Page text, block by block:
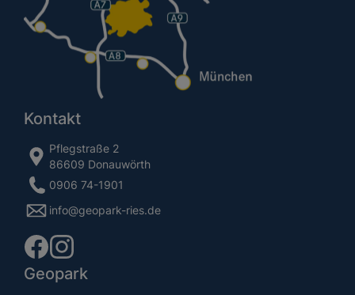
Kontakt
Pflegstraße 2
86609 Donauwörth
0906 74-1901
info@geopark-ries.de
Geopark